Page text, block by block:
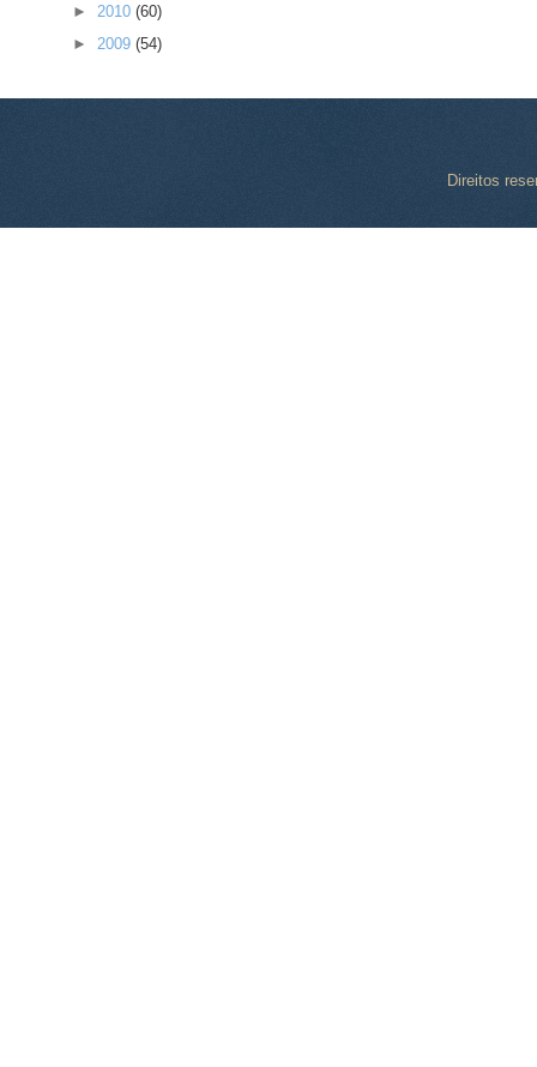
► 2010 (60)
► 2009 (54)
Direitos